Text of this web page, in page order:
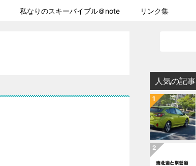
私なりのスキーバイブル＠note リンク集
人気の記事